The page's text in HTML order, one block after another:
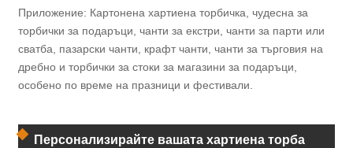
Приложение: Картонена хартиена торбичка, чудесна за
торбички за подаръци, чанти за екстри, чанти за парти или
сватба, пазарски чанти, крафт чанти, чанти за търговия на
дребно и торбички за стоки за магазини за подаръци,
особено по време на празници и фестивали.
Персонализирайте вашата хартиена торба